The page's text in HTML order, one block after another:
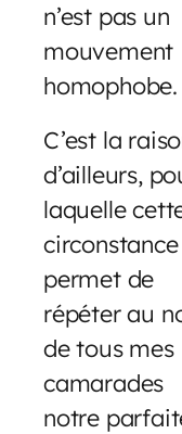
n’est pas un
mouvement
homophobe.
C’est la
d’ailleurs,
laquelle
permet de
répéter au
de tous mes
camarades
notre